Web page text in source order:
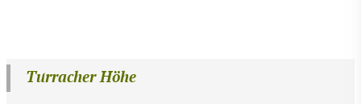
Turracher Höhe